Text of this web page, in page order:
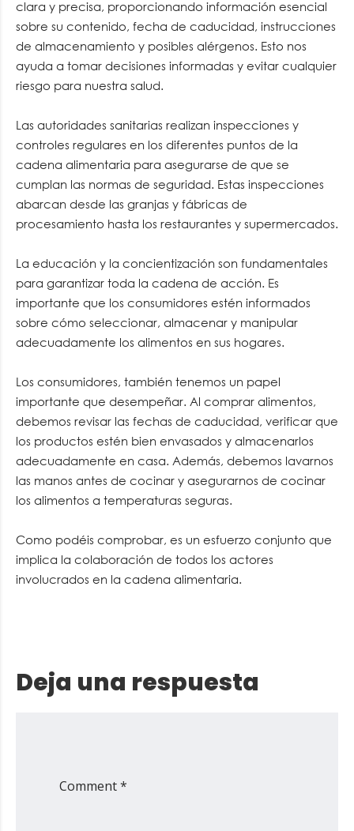
clara y precisa, proporcionando información esencial
sobre su contenido, fecha de caducidad, instrucciones
de almacenamiento y posibles alérgenos. Esto nos
ayuda a tomar decisiones informadas y evitar cualquier
riesgo para nuestra salud.
Las autoridades sanitarias realizan inspecciones y
controles regulares en los diferentes puntos de la
cadena alimentaria para asegurarse de que se
cumplan las normas de seguridad. Estas inspecciones
abarcan desde las granjas y fábricas de
procesamiento hasta los restaurantes y supermercados.
La educación y la concientización son fundamentales
para garantizar toda la cadena de acción. Es
importante que los consumidores estén informados
sobre cómo seleccionar, almacenar y manipular
adecuadamente los alimentos en sus hogares.
Los consumidores, también tenemos un papel
importante que desempeñar. Al comprar alimentos,
debemos revisar las fechas de caducidad, verificar que
los productos estén bien envasados y almacenarlos
adecuadamente en casa. Además, debemos lavarnos
las manos antes de cocinar y asegurarnos de cocinar
los alimentos a temperaturas seguras.
Como podéis comprobar, es un esfuerzo conjunto que
implica la colaboración de todos los actores
involucrados en la cadena alimentaria.
Deja una respuesta
Comment *